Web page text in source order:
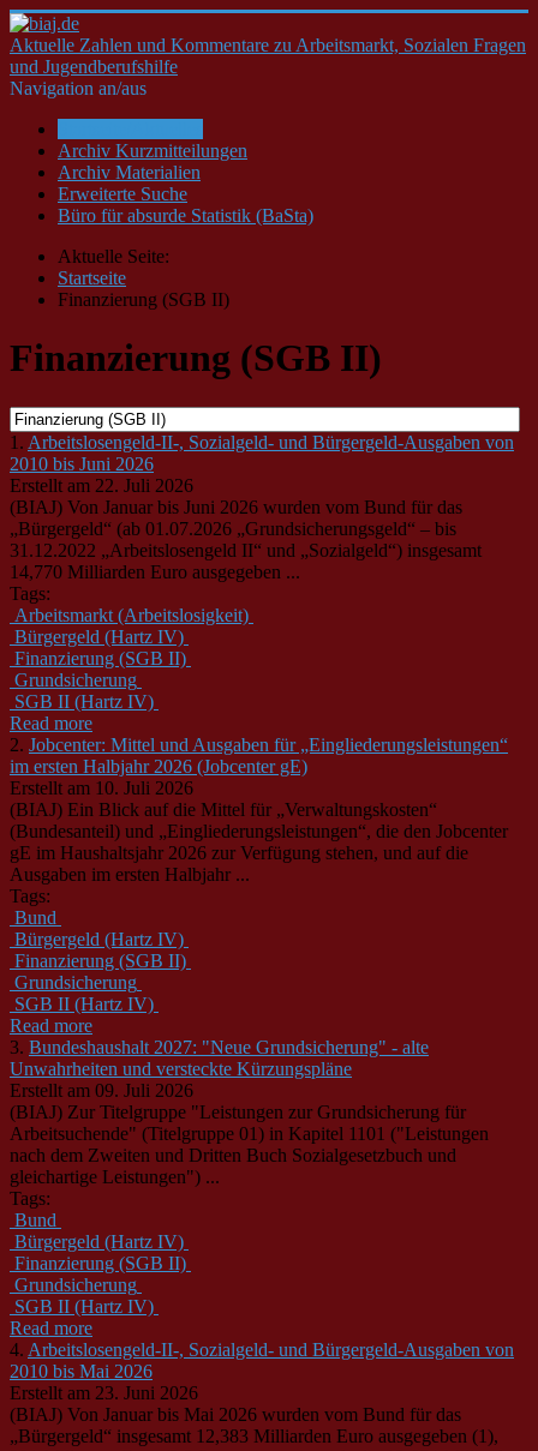
Aktuelle Zahlen und Kommentare zu Arbeitsmarkt, Sozialen Fragen
und Jugendberufshilfe
Navigation an/aus
Archiv Kurzmitteilungen
Archiv Materialien
Erweiterte Suche
Büro für absurde Statistik (BaSta)
Aktuelle Seite:
Startseite
Finanzierung (SGB II)
Finanzierung (SGB II)
1. Arbeitslosengeld-II-, Sozialgeld- und Bürgergeld-Ausgaben von
2010 bis Juni 2026
Erstellt am 22. Juli 2026
(BIAJ) Von Januar bis Juni 2026 wurden vom Bund für das
„Bürgergeld“ (ab 01.07.2026 „Grundsicherungsgeld“ – bis
31.12.2022 „Arbeitslosengeld II“ und „Sozialgeld“) insgesamt
14,770 Milliarden Euro ausgegeben ...
Tags:
Arbeitsmarkt (Arbeitslosigkeit)
Bürgergeld (Hartz IV)
Finanzierung (SGB II)
Grundsicherung
SGB II (Hartz IV)
Read more
2. Jobcenter: Mittel und Ausgaben für „Eingliederungsleistungen“
im ersten Halbjahr 2026 (Jobcenter gE)
Erstellt am 10. Juli 2026
(BIAJ) Ein Blick auf die Mittel für „Verwaltungskosten“
(Bundesanteil) und „Eingliederungsleistungen“, die den Jobcenter
gE im Haushaltsjahr 2026 zur Verfügung stehen, und auf die
Ausgaben im ersten Halbjahr ...
Tags:
Bund
Bürgergeld (Hartz IV)
Finanzierung (SGB II)
Grundsicherung
SGB II (Hartz IV)
Read more
3. Bundeshaushalt 2027: "Neue Grundsicherung" - alte
Unwahrheiten und versteckte Kürzungspläne
Erstellt am 09. Juli 2026
(BIAJ) Zur Titelgruppe "Leistungen zur Grundsicherung für
Arbeitsuchende" (Titelgruppe 01) in Kapitel 1101 ("Leistungen
nach dem Zweiten und Dritten Buch Sozialgesetzbuch und
gleichartige Leistungen") ...
Tags:
Bund
Bürgergeld (Hartz IV)
Finanzierung (SGB II)
Grundsicherung
SGB II (Hartz IV)
Read more
4. Arbeitslosengeld-II-, Sozialgeld- und Bürgergeld-Ausgaben von
2010 bis Mai 2026
Erstellt am 23. Juni 2026
(BIAJ) Von Januar bis Mai 2026 wurden vom Bund für das
„Bürgergeld“ insgesamt 12,383 Milliarden Euro ausgegeben (1),